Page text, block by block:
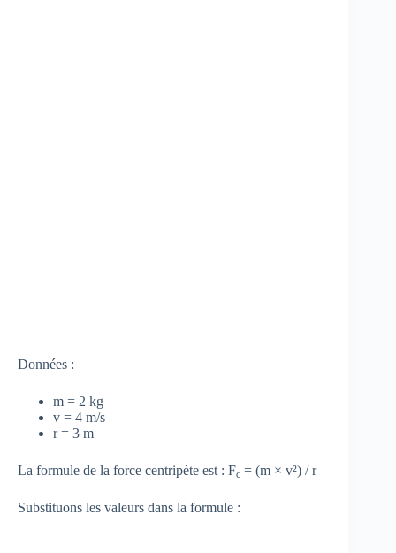
Données :
m = 2 kg
v = 4 m/s
r = 3 m
La formule de la force centripète est : Fc = (m × v²) / r
Substituons les valeurs dans la formule :